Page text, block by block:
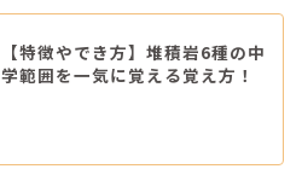
【特徴やでき方】堆積岩6種の中
学範囲を一気に覚える覚え方！